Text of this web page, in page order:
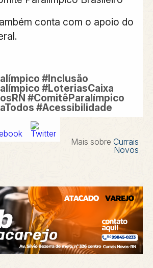
conta com o apoio do
#Inclusão
#LoteriasCaixa
#ComitêParalímpico
#Acessibilidade
Mais sobre Currais
Novos